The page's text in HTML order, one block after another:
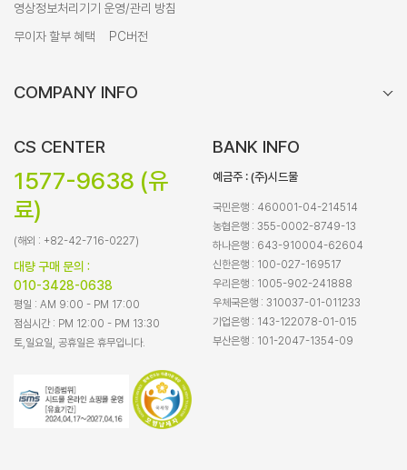
영상정보처리기기 운영/관리 방침
무이자 할부 혜택
PC버전
COMPANY INFO
CS CENTER
1577-9638 (유
료)
(해외 : +82-42-716-0227)
대량 구매 문의 :
010-3428-0638
평일 : AM 9:00 - PM 17:00
점심시간 : PM 12:00 - PM 13:30
토,일요일, 공휴일은 휴무입니다.
BANK INFO
예금주 : (주)시드물
국민은행 : 460001-04-214514
농협은행 : 355-0002-8749-13
하나은행 : 643-910004-62604
신한은행 : 100-027-169517
우리은행 : 1005-902-241888
우체국은행 : 310037-01-011233
기업은행 : 143-122078-01-015
부산은행 : 101-2047-1354-09